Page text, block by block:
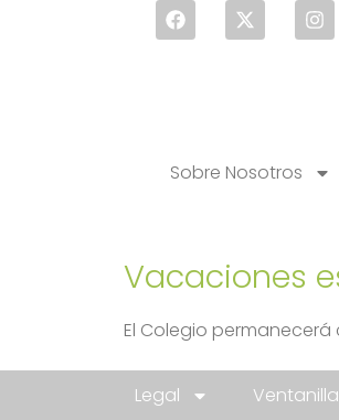
Sobre Nosotros
Vacaciones
El Colegio
Legal